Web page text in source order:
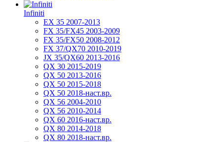
Infiniti
EX 35 2007-2013
FX 35/FX45 2003-2009
FX 35/FX50 2008-2012
FX 37/QX70 2010-2019
JX 35/QX60 2013-2016
QX 30 2015-2019
QX 50 2013-2016
QX 50 2015-2018
QX 50 2018-наст.вр.
QX 56 2004-2010
QX 56 2010-2014
QX 60 2016-наст.вр.
QX 80 2014-2018
QX 80 2018-наст.вр.